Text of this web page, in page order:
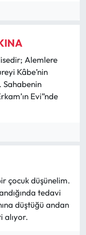
Alemlere
Kâbe’nin
Sahabenin
Evi”nde
çocuk düşünelim.
tedavi
düştüğü andan
alıyor.